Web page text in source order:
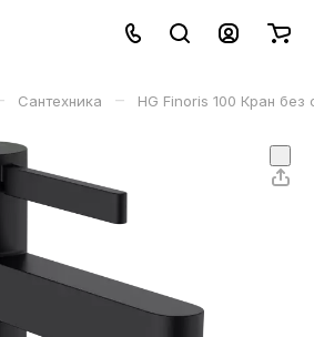
Сантехника – HG Finoris 100 Кран